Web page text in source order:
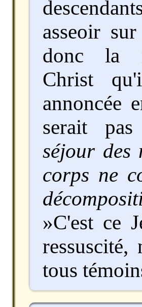
asseoir
donc la
Christ
annoncée
serait
séjour des
corps ne
»C'est ce
ressuscité,
tous